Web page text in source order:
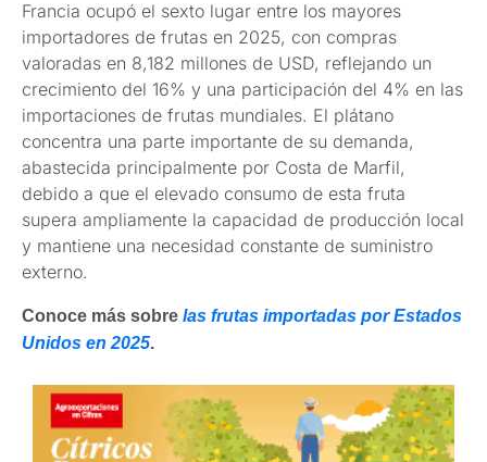
Francia ocupó el sexto lugar entre los mayores
importadores de frutas en 2025, con compras
valoradas en 8,182 millones de USD, reflejando un
crecimiento del 16% y una participación del 4% en las
importaciones de frutas mundiales. El plátano
concentra una parte importante de su demanda,
abastecida principalmente por Costa de Marfil,
debido a que el elevado consumo de esta fruta
supera ampliamente la capacidad de producción local
y mantiene una necesidad constante de suministro
externo.
Conoce más sobre las frutas importadas por Estados
Unidos en 2025.